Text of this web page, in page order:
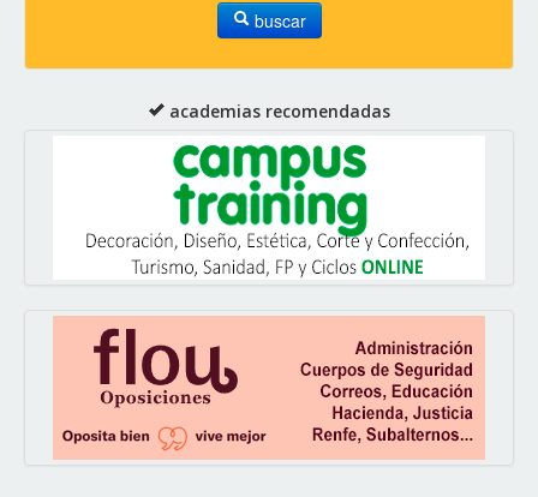
buscar
academias recomendadas